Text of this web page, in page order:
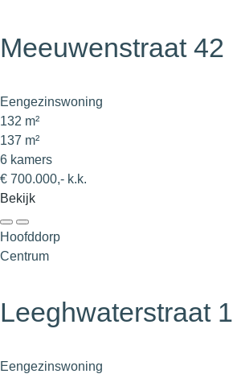
Meeuwenstraat 42
Eengezinswoning
132 m²
137 m²
6 kamers
€ 700.000,- k.k.
Bekijk
Hoofddorp
Centrum
Leeghwaterstraat 1
Eengezinswoning